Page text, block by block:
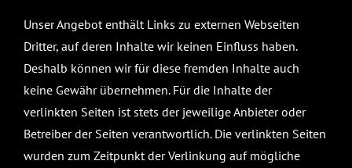
Unser Angebot enthält Links zu externen Webseiten
Dritter, auf deren Inhalte wir keinen Einfluss haben.
Deshalb können wir für diese fremden Inhalte auch
keine Gewähr übernehmen. Für die Inhalte der
verlinkten Seiten ist stets der jeweilige Anbieter oder
Betreiber der Seiten verantwortlich. Die verlinkten Seiten
wurden zum Zeitpunkt der Verlinkung auf mögliche